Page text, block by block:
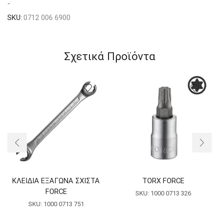
-
SKU: 0712 006 6900
Σχετικά Προϊόντα
ΚΛΕΙΔΙΑ ΕΞΑΓΩΝΑ ΣΧΙΣΤΑ
FORCE
SKU: 1000 0713 751
TORX FORCE
SKU: 1000 0713 326